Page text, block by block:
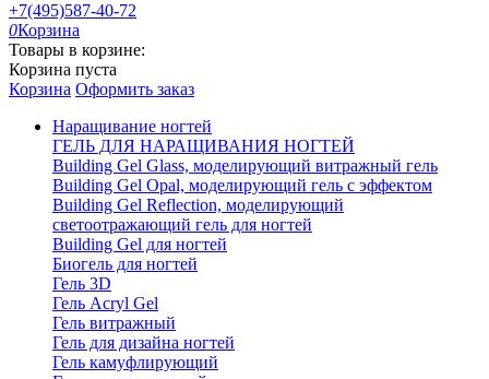
+7(495)587-40-72
0Корзина
Товары в корзине:
Корзина пуста
Корзина Оформить заказ
Наращивание ногтей
ГЕЛЬ ДЛЯ НАРАЩИВАНИЯ НОГТЕЙ
Building Gel Glass, моделирующий витражный гель
Building Gel Opal, моделирующий гель с эффектом
Building Gel Reflection, моделирующий
светоотражающий гель для ногтей
Building Gel для ногтей
Биогель для ногтей
Гель 3D
Гель Acryl Gel
Гель витражный
Гель для дизайна ногтей
Гель камуфлирующий